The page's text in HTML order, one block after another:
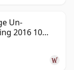
Un-
2016 10